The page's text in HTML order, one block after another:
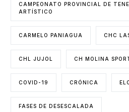
CAMPEONATO PROVINCIAL DE
ARTÍSTICO
CARMELO PANIAGUA CHC
CHL JUJOL CH MOLINA
COVID-19 CRÓNICA
FASES DE DESESCALADA